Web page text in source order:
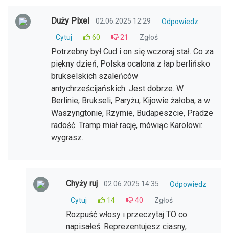
Duży Pixel 02.06.2025 12:29
Odpowiedz
Cytuj
60 21 Zgłoś
Potrzebny był Cud i on się wczoraj stał. Co za
piękny dzień, Polska ocalona z łap berlińsko
brukselskich szaleńców
antychrześcijańskich. Jest dobrze. W
Berlinie, Brukseli, Paryżu, Kijowie żałoba, a w
Waszyngtonie, Rzymie, Budapeszcie, Pradze
radość. Tramp miał rację, mówiąc Karolowi:
wygrasz.
Chyży ruj 02.06.2025 14:35
Odpowiedz
Cytuj
14 40 Zgłoś
Rozpuść włosy i przeczytaj TO co
napisałeś. Reprezentujesz ciasny,